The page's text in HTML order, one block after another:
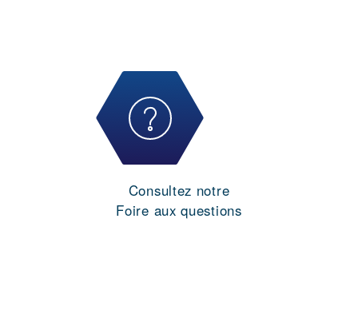
Consultez notre
Foire aux questions